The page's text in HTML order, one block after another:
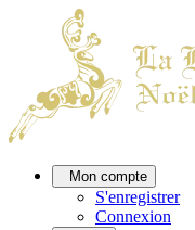
Mon compte
S'enregistrer
Connexion